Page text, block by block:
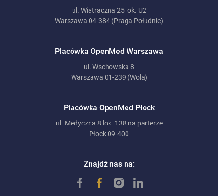
ul. Wiatraczna 25 lok. U2
Warszawa 04-384 (Praga Południe)
Placówka OpenMed Warszawa
ul. Wschowska 8
Warszawa 01-239 (Wola)
Placówka OpenMed Płock
ul. Medyczna 8 lok. 138 na parterze
Płock 09-400
Znajdź nas na: